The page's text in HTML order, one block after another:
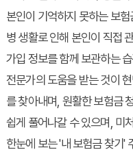
본인이 기억하지 못하는 보
병 생활로 인해 본인이 직접
가입 정보를 함께 보관하는
전문가의 도움을 받는 것이
를 찾아내며, 원활한 보험금
쉽게 풀어나갈 수 있으며, 미
한눈에 보는 '내 보험금 찾기'